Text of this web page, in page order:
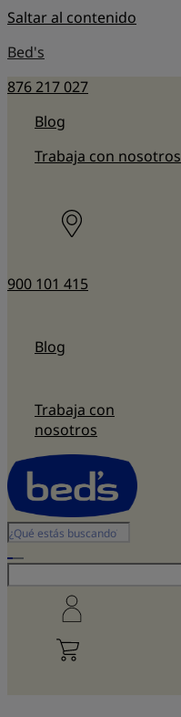
Saltar al contenido
Bed's
876 217 027
Blog
Trabaja con nosotros
900 101 415
Blog
Trabaja con
nosotros